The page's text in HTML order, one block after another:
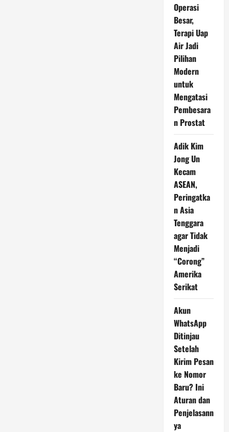
Operasi
Besar,
Terapi Uap
Air Jadi
Pilihan
Modern
untuk
Mengatasi
Pembesara
n Prostat
Adik Kim
Jong Un
Kecam
ASEAN,
Peringatka
n Asia
Tenggara
agar Tidak
Menjadi
“Corong”
Amerika
Serikat
Akun
WhatsApp
Ditinjau
Setelah
Kirim Pesan
ke Nomor
Baru? Ini
Aturan dan
Penjelasann
ya